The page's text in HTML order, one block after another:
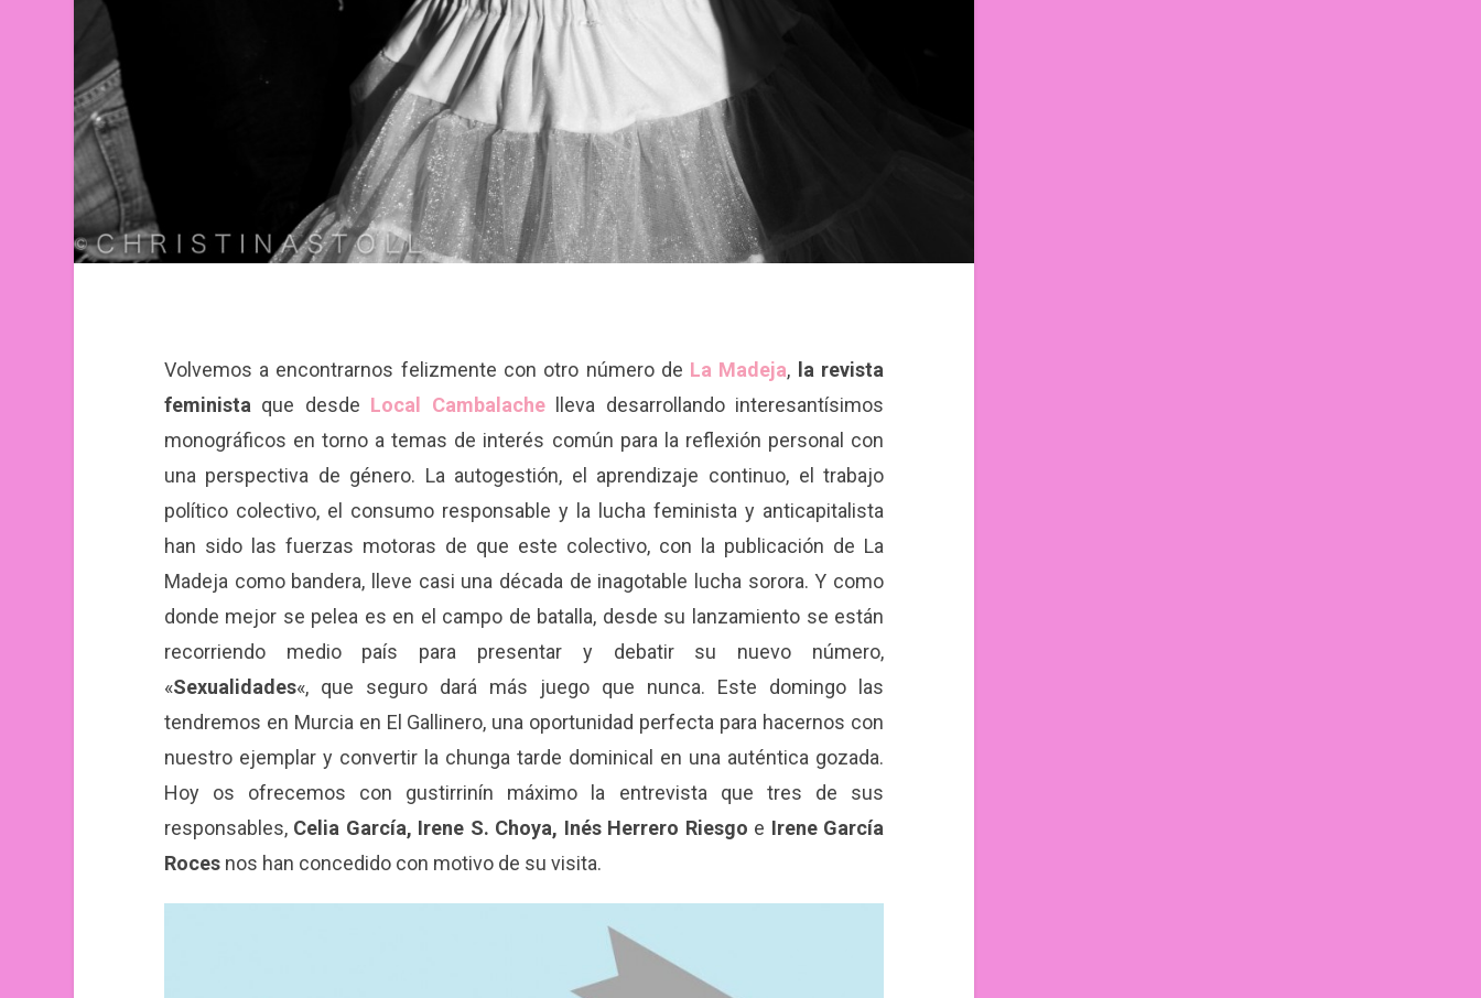
Volvemos a encontrarnos felizmente con otro número de La Madeja,
la revista
feministaque desde Local Cambalachelleva desarrollando interesantísimos
monográficos en torno a temas de interés común para la reflexión personal con
una perspectiva de género. La autogestión, el aprendizaje continuo, el trabajo
político colectivo, el consumo responsable y la lucha feminista y anticapitalista
han sido las fuerzas motoras de que este colectivo, con la publicación de La
Madeja como bandera, lleve casi una década de inagotable lucha sorora. Y como
donde mejor se pelea es en el campo de batalla, desde su lanzamiento se están
recorriendo medio país para presentar y debatir su nuevo número,
«Sexualidades«, que seguro dará más juego que nunca. Este domingo las
tendremos en Murcia en El Gallinero, una oportunidad perfecta para hacernos con
nuestro ejemplar y convertir la chunga tarde dominical en una auténtica gozada.
Hoy os ofrecemos con gustirrinín máximo la entrevista que tres de sus
responsables, Celia García, Irene S. Choya, Inés Herrero Riesgo e Irene García
Rocesnos han concedido con motivo de su visita.